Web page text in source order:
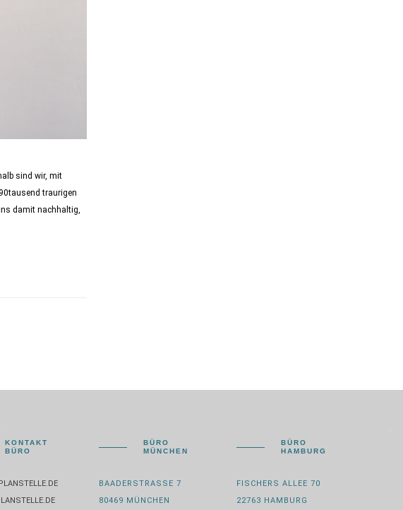
sind wir, mit
traurigen
damit nachhaltig,
KONTAKT
BÜRO
BÜRO
MÜNCHEN
BAADERSTRASSE 7
80469 MÜNCHEN
BÜRO
HAMBURG
FISCHERS ALLEE 70
22763 HAMBURG